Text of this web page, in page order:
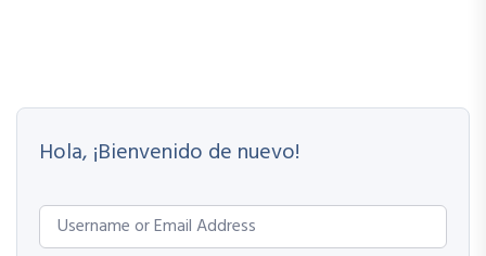
Hola, ¡Bienvenido de nuevo!